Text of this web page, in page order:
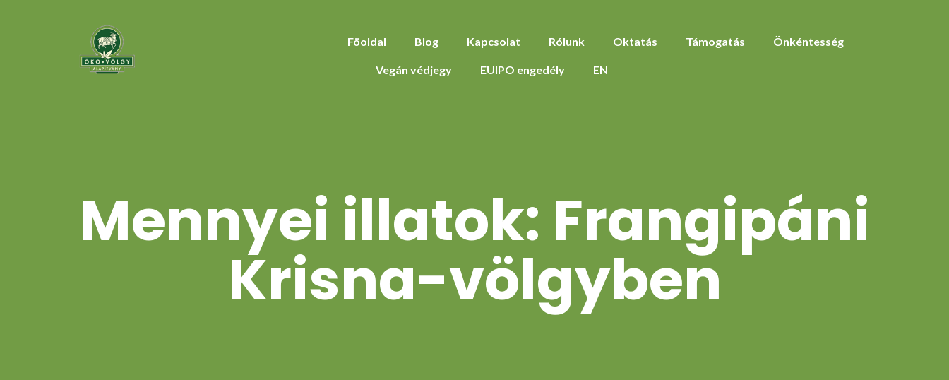
Föoldal Blog Kapcsolat Rólunk Oktatás Támogatás Önkéntesség
Vegán védjegy EUIPO engedély EN
Mennyei illatok: Frangipáni
Krisna-völgyben